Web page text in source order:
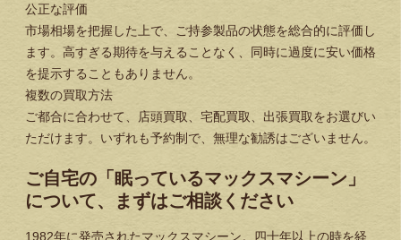
公正な評価
市場相場を把握した上で、ご持参製品の状態を総合的に評価し
ます。高すぎる期待を与えることなく、同時に過度に安い価格
を提示することもありません。
複数の買取方法
ご都合に合わせて、店頭買取、宅配買取、出張買取をお選びい
ただけます。いずれも予約制で、無理な勧誘はございません。
ご自宅の「眠っているマックスマシーン」
について、まずはご相談ください
1982年に発売されたマックスマシーン。四十年以上の時を経